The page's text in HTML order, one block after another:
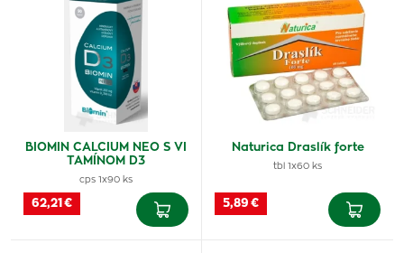
BIOMIN CALCIUM NEO S VI
TAMÍNOM D3
cps 1x90 ks
62,21 €
Naturica Draslík forte
tbl 1x60 ks
5,89 €